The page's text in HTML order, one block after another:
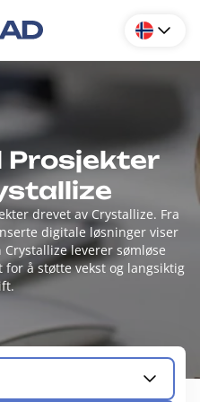
Prosjekter
drevet av Crystallize. Fra
digitale løsninger viser
leverer sømløse
å støtte vekst og langsiktig